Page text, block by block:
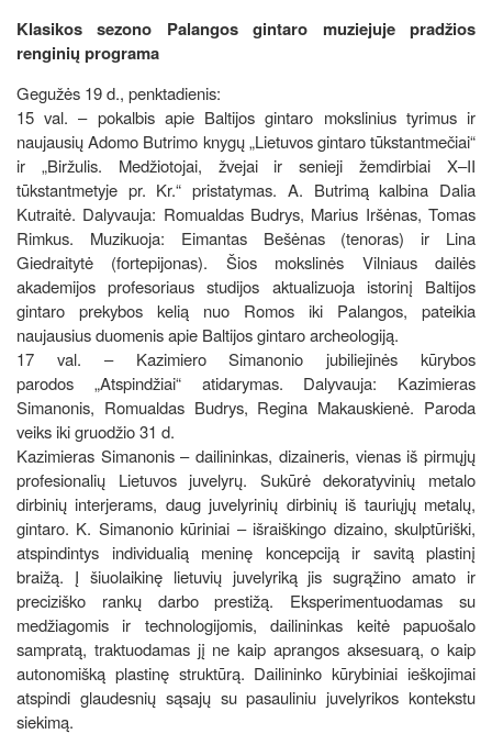
Klasikos sezono Palangos gintaro muziejuje pradžios
renginių programa
Gegužės 19 d., penktadienis:
15 val. – pokalbis apie Baltijos gintaro mokslinius tyrimus ir
naujausių Adomo Butrimo knygų „Lietuvos gintaro tūkstantmečiai“
ir „Biržulis. Medžiotojai, žvejai ir senieji žemdirbiai X–II
tūkstantmetyje pr. Kr.“ pristatymas. A. Butrimą kalbina Dalia
Kutraitė. Dalyvauja: Romualdas Budrys, Marius Iršėnas, Tomas
Rimkus. Muzikuoja: Eimantas Bešėnas (tenoras) ir Lina
Giedraitytė (fortepijonas). Šios mokslinės Vilniaus dailės
akademijos profesoriaus studijos aktualizuoja istorinį Baltijos
gintaro prekybos kelią nuo Romos iki Palangos, pateikia
naujausius duomenis apie Baltijos gintaro archeologiją.
17 val. – Kazimiero Simanonio jubiliejinės kūrybos
parodos „Atspindžiai“ atidarymas. Dalyvauja: Kazimieras
Simanonis, Romualdas Budrys, Regina Makauskienė. Paroda
veiks iki gruodžio 31 d.
Kazimieras Simanonis – dailininkas, dizaineris, vienas iš pirmųjų
profesionalių Lietuvos juvelyrų. Sukūrė dekoratyvinių metalo
dirbinių interjerams, daug juvelyrinių dirbinių iš tauriųjų metalų,
gintaro. K. Simanonio kūriniai – išraiškingo dizaino, skulptūriški,
atspindintys individualią meninę koncepciją ir savitą plastinį
braižą. Į šiuolaikinę lietuvių juvelyriką jis sugrąžino amato ir
preciziško rankų darbo prestižą. Eksperimentuodamas su
medžiagomis ir technologijomis, dailininkas keitė papuošalo
sampratą, traktuodamas jį ne kaip aprangos aksesuarą, o kaip
autonomišką plastinę struktūrą. Dailininko kūrybiniai ieškojimai
atspindi glaudesnių sąsajų su pasauliniu juvelyrikos kontekstu
siekimą.